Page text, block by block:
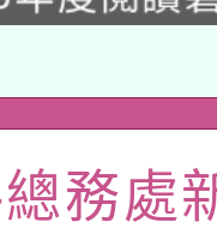
智慧
師名單
教學軟
會函釋公
務處